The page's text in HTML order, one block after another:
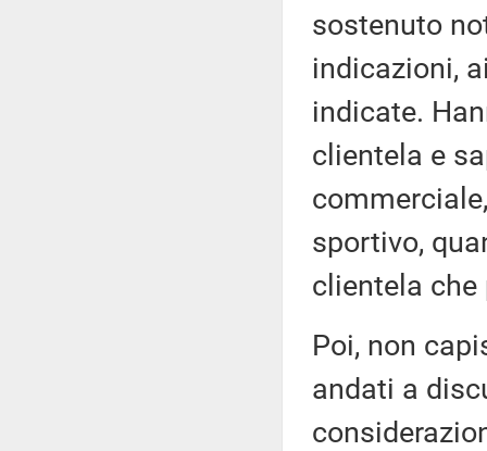
sostenuto
indicazioni,
indicate.
clientela e
sportivo,
clientela che
Poi, non
andati a